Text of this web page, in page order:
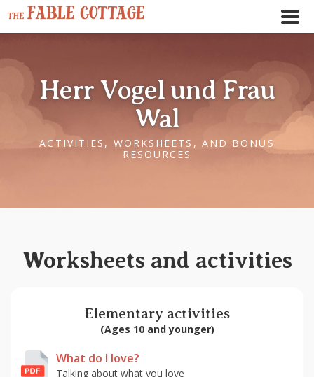
Herr Vogel und Frau
Wal
ACTIVITIES, WORKSHEETS, AND BONUS
RESOURCES
Worksheets and activities
Elementary activities
(Ages 10 and younger)
What do I love?
Talking about what you love